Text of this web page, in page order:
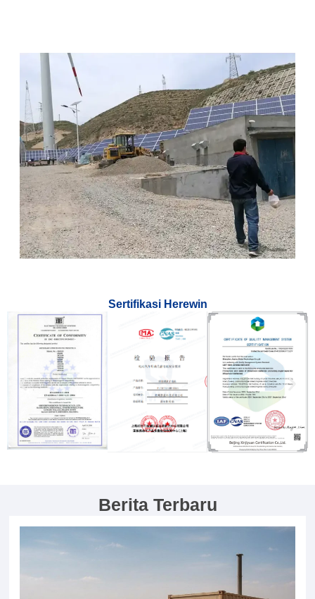
Sertifikasi Herewin
Berita Terbaru